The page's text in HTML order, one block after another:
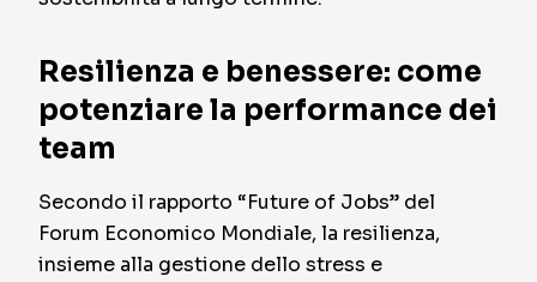
Resilienza e benessere: come
potenziare la performance dei
team
Secondo il rapporto “Future of Jobs” del
Forum Economico Mondiale, la resilienza,
insieme alla gestione dello stress e